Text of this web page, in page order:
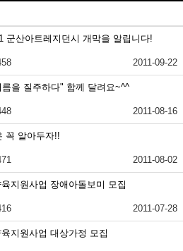
군산아트레지던시 개막을 알립니다!
2011-09-22
을 질주하다" 함께 달려요~^^
2011-08-16
꼭 알아두자!!
2011-08-02
지원사업 장애아돌보미 모집
2011-07-28
지원사업 대상가정 모집